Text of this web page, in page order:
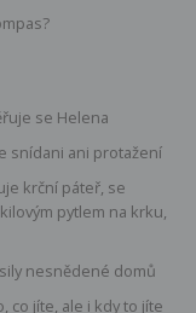
se Helena
snídani ani protažení
krční páteř, se
pytlem na krku,
nesnědené domů
co jíte, ale i kdy to jíte